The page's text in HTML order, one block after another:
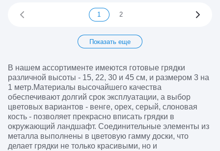
Показать еще
1 2
В нашем ассортименте имеются готовые грядки
различной высоты - 15, 22, 30 и 45 см, и размером 3 на
1 метр.Материалы высочайшего качества
обеспечивают долгий срок эксплуатации, а выбор
цветовых вариантов - венге, орех, серый, слоновая
кость - позволяет прекрасно вписать грядки в
окружающий ландшафт. Соединительные элементы из
металла выполнены в цветовую гамму доски, что
делает грядки не только красивыми, но и